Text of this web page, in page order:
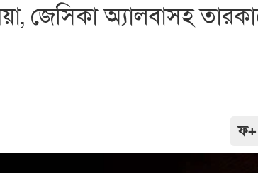
জেসিকা অ্যালবাসহ
ফ+